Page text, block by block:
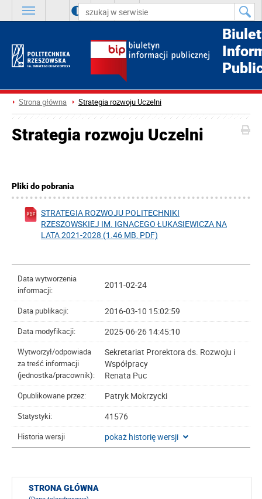
A A A
Strona główna Strategia rozwoju Uczelni
Strategia rozwoju Uczelni
Pliki do pobrania
STRATEGIA ROZWOJU POLITECHNIKI
RZESZOWSKIEJ IM. IGNACEGO ŁUKASIEWICZA NA
LATA 2021-2028 (1.46 MB, PDF)
Data wytworzenia
informacji:
2011-02-24
Data publikacji: 2016-03-10 15:02:59
Data modyfikacji: 2025-06-26 14:45:10
Wytworzył/odpowiada
za treść informacji
(jednostka/pracownik):
Sekretariat Prorektora ds. Rozwoju i
Współpracy
Renata Puc
Opublikowane przez: Patryk Mokrzycki
Statystyki: 41576
Historia wersji pokaż historię wersji
STRONA GŁÓWNA